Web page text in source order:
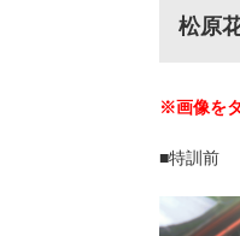
松原
※画像を
■特訓前